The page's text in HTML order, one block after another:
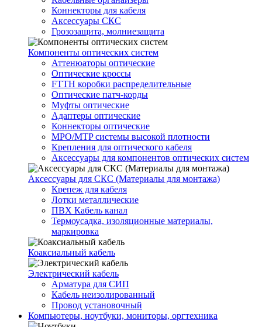
Коннекторы для кабеля
Аксессуары СКС
Грозозащита, молниезащита
Компоненты оптических систем
Аттенюаторы оптические
Оптические кроссы
FTTH коробки распределительные
Оптические патч-корды
Муфты оптические
Адаптеры оптические
Коннекторы оптические
MPO/MTP системы высокой плотности
Крепления для оптического кабеля
Аксессуары для компонентов оптических систем
Аксессуары для СКС (Материалы для монтажа)
Крепеж для кабеля
Лотки металлические
ПВХ Кабель канал
Термоусадка, изоляционные материалы,
маркировка
Коаксиальный кабель
Электрический кабель
Арматура для СИП
Кабель неизолированный
Провод установочный
Компьютеры, ноутбуки, мониторы, оргтехника